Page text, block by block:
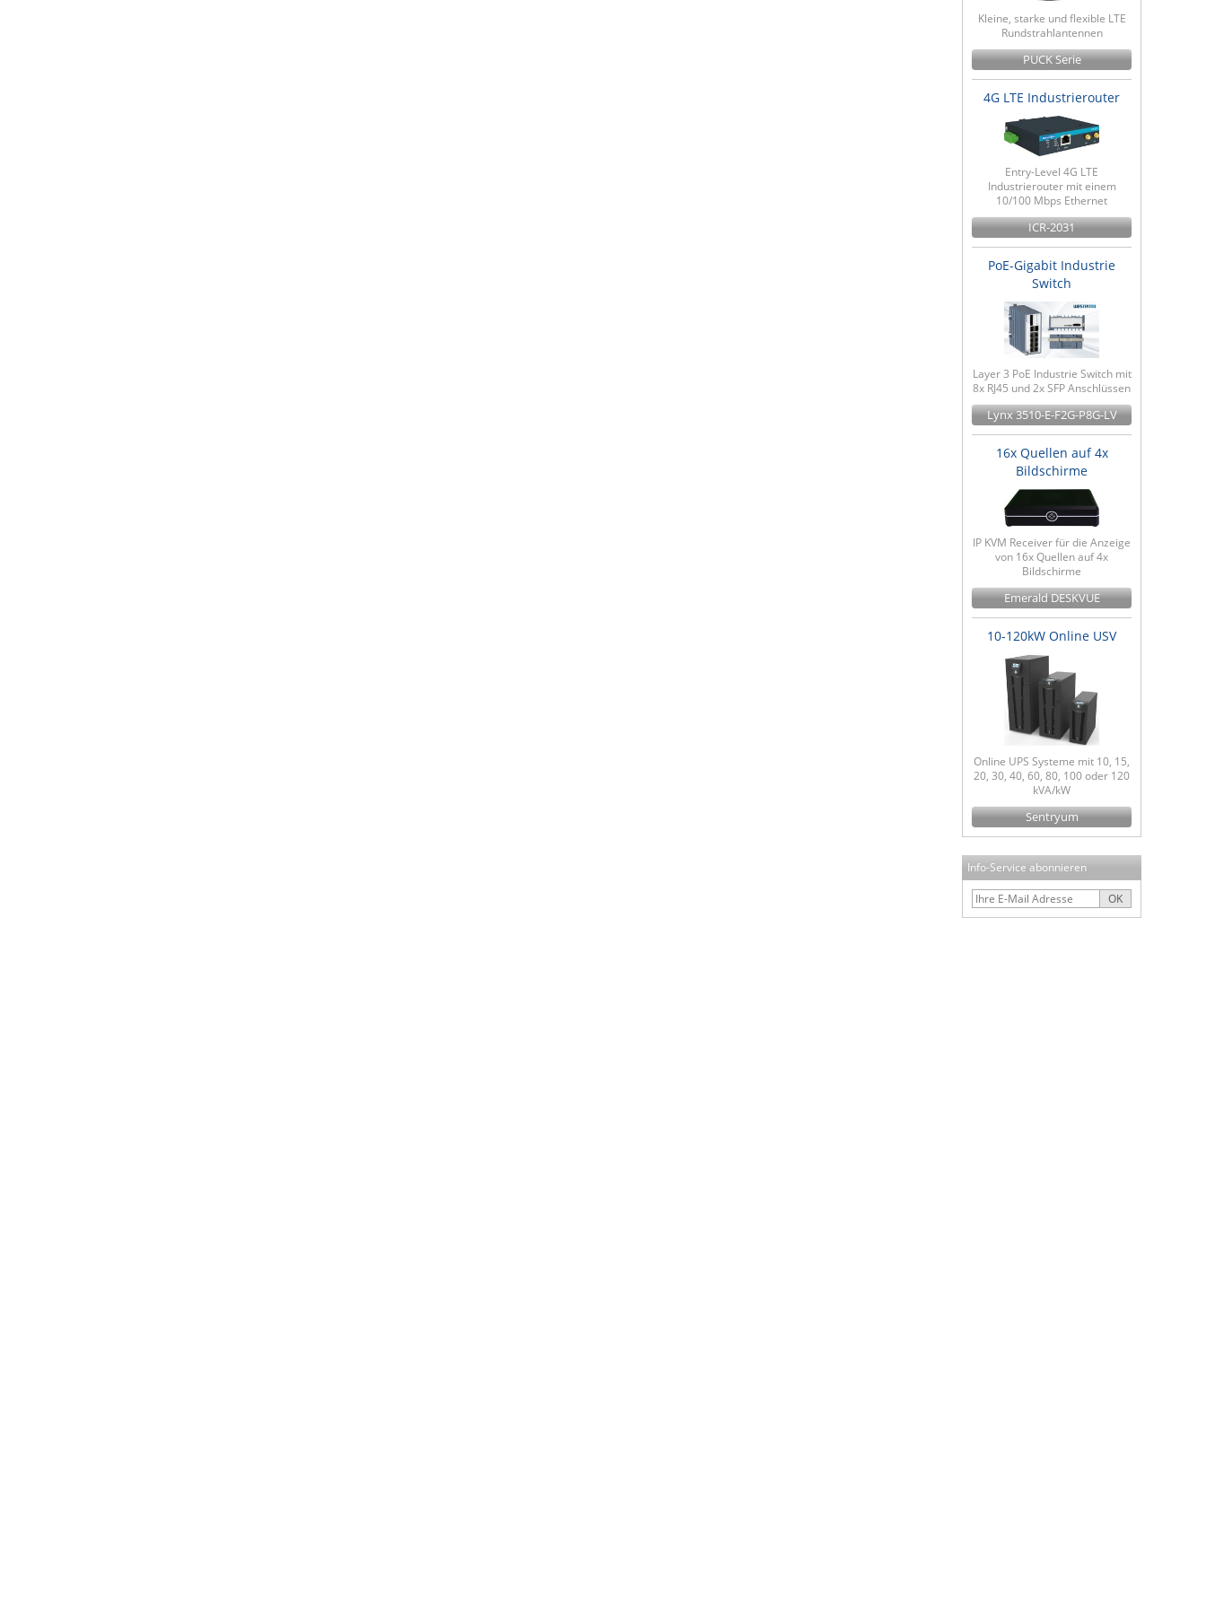
Kleine, starke und flexible LTE
Rundstrahlantennen
PUCK Serie
4G LTE Industrierouter
Entry-Level 4G LTE
Industrierouter mit einem
10/100 Mbps Ethernet
ICR-2031
PoE-Gigabit Industrie
Switch
Layer 3 PoE Industrie Switch mit
8x RJ45 und 2x SFP Anschlüssen
Lynx 3510-E-F2G-P8G-LV
16x Quellen auf 4x
Bildschirme
IP KVM Receiver für die Anzeige
von 16x Quellen auf 4x
Bildschirme
Emerald DESKVUE
10-120kW Online USV
Online UPS Systeme mit 10, 15,
20, 30, 40, 60, 80, 100 oder 120
kVA/kW
Sentryum
Info-Service abonnieren
OK